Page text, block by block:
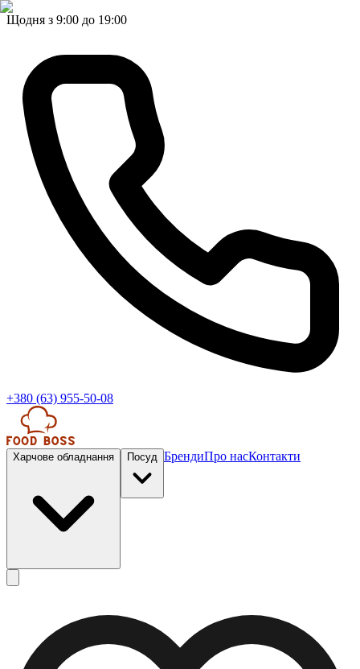
Щодня з 9:00 до 19:00
+380 (63) 955-50-08
Харчове обладнання Посуд БрендиПро насКонтакти